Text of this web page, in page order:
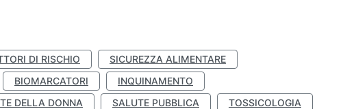
DI RISCHIO
SICUREZZA ALIMENTARE
BIOMARCATORI
INQUINAMENTO
DELLA DONNA SALUTE PUBBLICA
TOSSICOLOGIA